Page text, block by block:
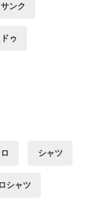
ンク
ゥ
シャツ
シャツ